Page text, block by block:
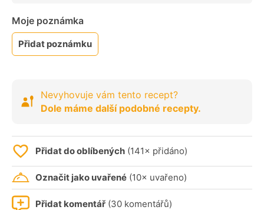
Moje poznámka
Přidat poznámku
Nevyhovuje vám tento recept?
Dole máme další podobné recepty.
Přidat do oblíbených (141× přidáno)
Označit jako uvařené (10× uvařeno)
Přidat komentář (30 komentářů)